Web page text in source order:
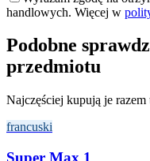
handlowych. Więcej w
Podobne
przedmiotu
Najczęściej kupują je
francuski
Super Max 1